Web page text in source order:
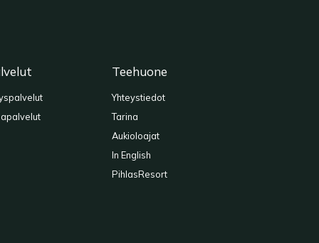
Teehuone
Yhteystiedot
Tarina
Aukioloajat
In English
PihlasResort